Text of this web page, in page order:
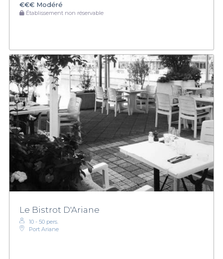
€€€ Modéré
Établissement non réservable
Le Bistrot D'Ariane
10 - 50 pers.
Port Ariane